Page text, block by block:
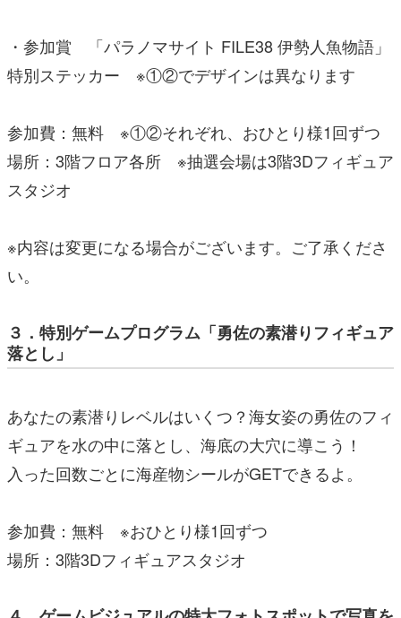
・参加賞 「パラノマサイト FILE38 伊勢人魚物語」
特別ステッカー ※①②でデザインは異なります
参加費：無料 ※①②それぞれ、おひとり様1回ずつ
場所：3階フロア各所 ※抽選会場は3階3Dフィギュア
スタジオ
※内容は変更になる場合がございます。ご了承くださ
い。
３．特別ゲームプログラム「勇佐の素潜りフィギュア
落とし」
あなたの素潜りレベルはいくつ？海女姿の勇佐のフィ
ギュアを水の中に落とし、海底の大穴に導こう！
入った回数ごとに海産物シールがGETできるよ。
参加費：無料 ※おひとり様1回ずつ
場所：3階3Dフィギュアスタジオ